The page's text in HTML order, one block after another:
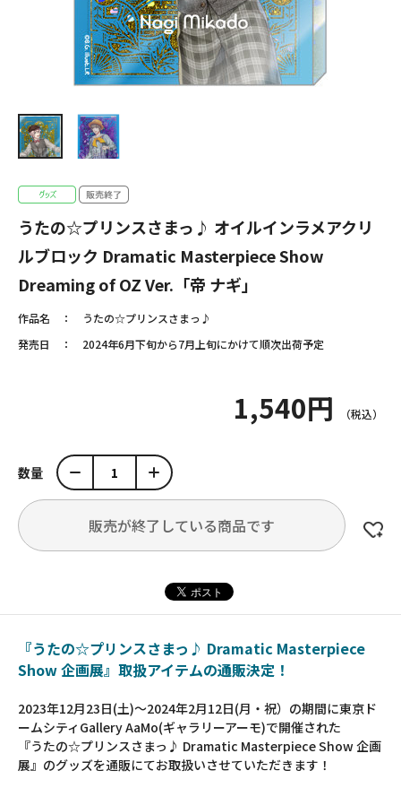
うたの☆プリンスさまっ♪ オイルインラメアクリ
ルブロック Dramatic Masterpiece Show
Dreaming of OZ Ver.「帝 ナギ」
作品名
うたの☆プリンスさまっ♪
発売日
2024年6月下旬から7月上旬にかけて順次出荷予定
1,540円
数量
販売が終了している商品です
『うたの☆プリンスさまっ♪ Dramatic Masterpiece
Show 企画展』取扱アイテムの通販決定！
2023年12月23日(土)～2024年2月12日(月・祝）の期間に東京ド
ームシティGallery AaMo(ギャラリーアーモ)で開催された
『うたの☆プリンスさまっ♪ Dramatic Masterpiece Show 企画
展』のグッズを通販にてお取扱いさせていただきます！